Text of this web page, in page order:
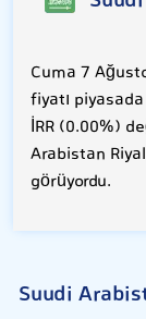
Cuma 7
fiyatı
İRR (0.00%)
Arabistan
görüyordu.
Suudi